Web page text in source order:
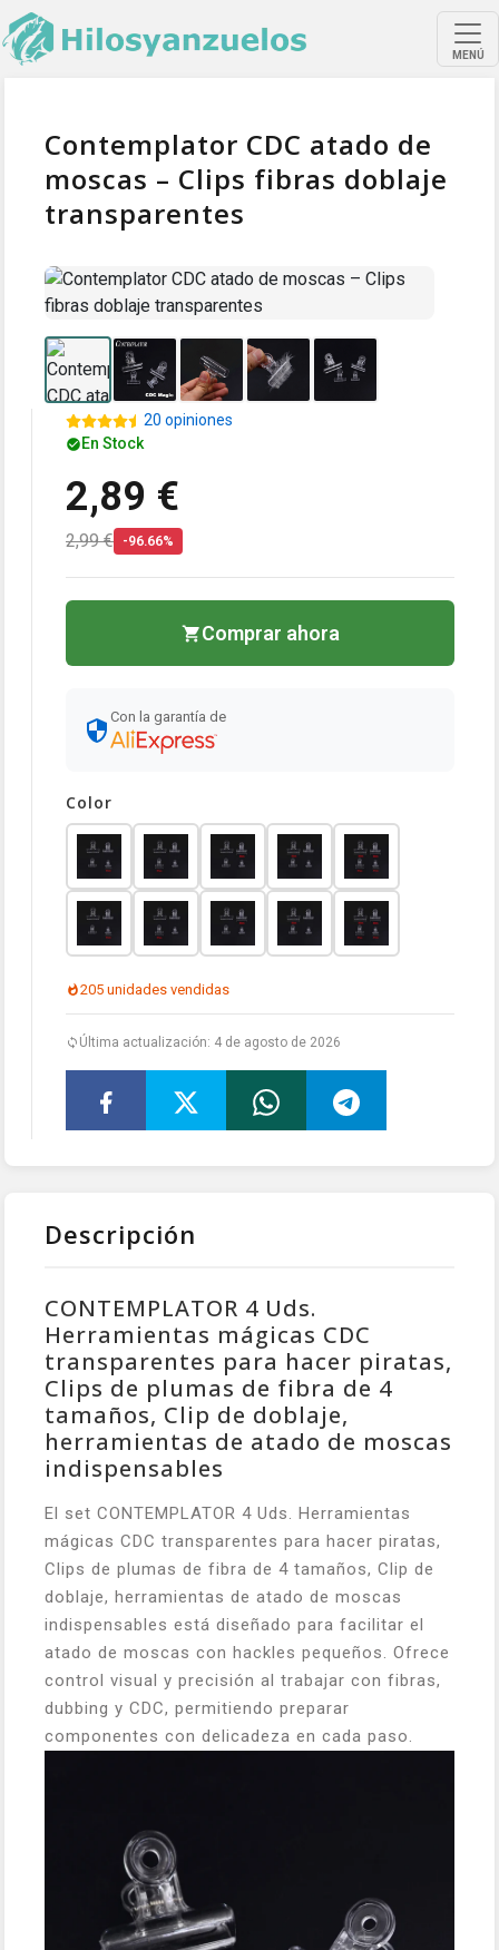
MENÚ
Contemplator CDC atado de
moscas – Clips fibras doblaje
transparentes
20 opiniones
En Stock
2,89 €
2,99 € -96.66%
Comprar ahora
Con la garantía de
Color
205 unidades vendidas
Última actualización: 4 de agosto de 2026
Descripción
CONTEMPLATOR 4 Uds.
Herramientas mágicas CDC
transparentes para hacer piratas,
Clips de plumas de fibra de 4
tamaños, Clip de doblaje,
herramientas de atado de moscas
indispensables
El set CONTEMPLATOR 4 Uds. Herramientas
mágicas CDC transparentes para hacer piratas,
Clips de plumas de fibra de 4 tamaños, Clip de
doblaje, herramientas de atado de moscas
indispensables está diseñado para facilitar el
atado de moscas con hackles pequeños. Ofrece
control visual y precisión al trabajar con fibras,
dubbing y CDC, permitiendo preparar
componentes con delicadeza en cada paso.